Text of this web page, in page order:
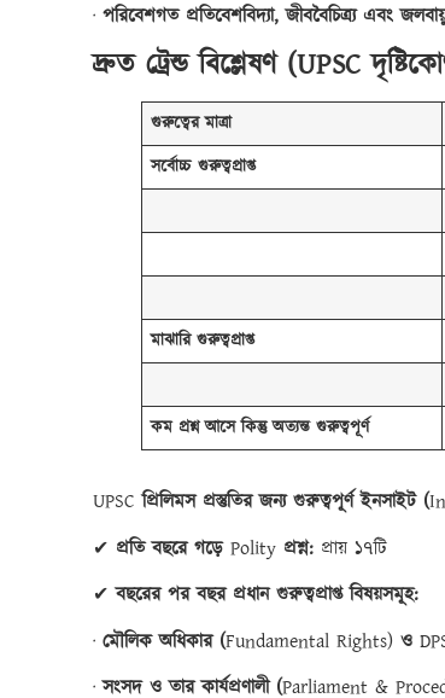
· পরিবেশগত প্রতিবেশবিদ্যা, জীববৈচিত্র্য এবং
দ্রুত ট্রেন্ড বিশ্লেষণ (UPSC
গুরুত্বের মাত্রা
সর্বোচ্চ গুরুত্বপ্রাপ্ত
মাঝারি গুরুত্বপ্রাপ্ত
কম প্রশ্ন আসে কিন্তু অত্যন্ত গুরুত্বপূর্ণ
UPSCপ্রিলিমস প্রস্তুতির জন্য গুরুত্বপূর্ণ ইনসাইট (
✔ প্রতি বছরে গড়ে Polity প্রশ্ন: প্রায় ১৭টি
✔বছরের পর বছর প্রধান গুরুত্বপ্রাপ্ত বিষয়সমূহ:
· মৌলিক অধিকার (Fundamental Rights) ও
·সংসদ ও তার কার্যপ্রণালী (Parliament &